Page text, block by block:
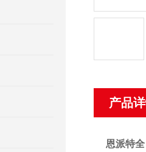
产品
恩派特